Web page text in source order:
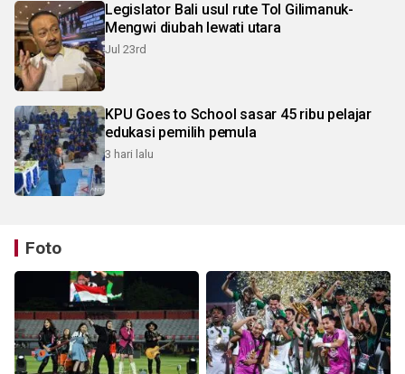
Legislator Bali usul rute Tol Gilimanuk-
Mengwi diubah lewati utara
Jul 23rd
KPU Goes to School sasar 45 ribu pelajar
edukasi pemilih pemula
3 hari lalu
Foto